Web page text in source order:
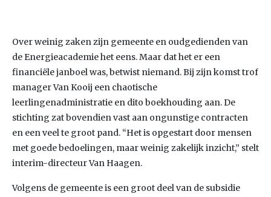
Over weinig zaken zijn gemeente en oudgedienden van
de Energieacademie het eens. Maar dat het er een
financiële janboel was, betwist niemand. Bij zijn komst trof
manager Van Kooij een chaotische
leerlingenadministratie en dito boekhouding aan. De
stichting zat bovendien vast aan ongunstige contracten
en een veel te groot pand. “Het is opgestart door mensen
met goede bedoelingen, maar weinig zakelijk inzicht,” stelt
interim-directeur Van Haagen.
Volgens de gemeente is een groot deel van de subsidie